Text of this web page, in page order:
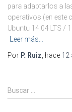
para adaptarlos a
operativos (en este
Ubuntu 14.04 LTS /
Leer más…
Por P. Ruiz , hace 12
B
u
Buscar …